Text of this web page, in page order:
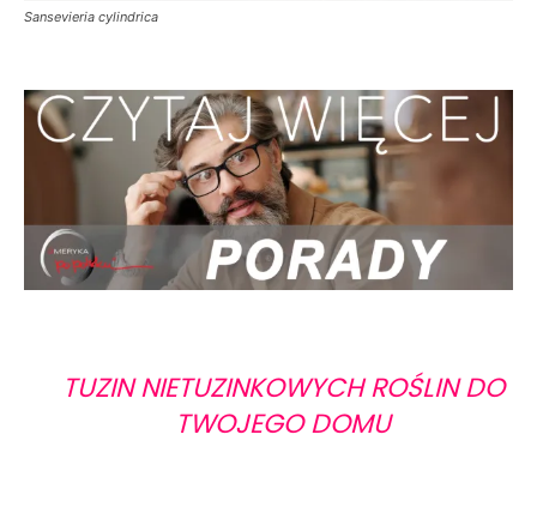
Sansevieria cylindrica
TUZIN NIETUZINKOWYCH ROŚLIN DO
TWOJEGO DOMU